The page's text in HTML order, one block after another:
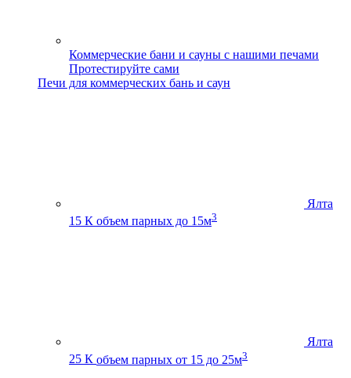
Коммерческие бани и сауны с нашими печами
Протестируйте сами
Печи для коммерческих бань и саун
Ялта
15 К объем парных до 15м3
Ялта
25 К объем парных от 15 до 25м3